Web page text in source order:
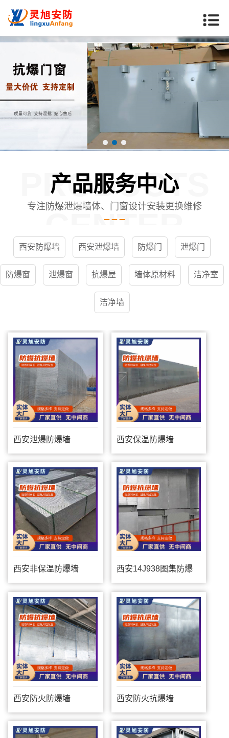
产品服务中心
PRODUCTS
CENTER
专注防爆泄爆墙体、门窗设计安装更换维修
西安防爆墙 西安泄爆墙 防爆门 泄爆门
防爆窗 泄爆窗 抗爆屋 墙体原材料 洁净室
洁净墙
西安泄爆防爆墙 西安保温防爆墙
西安非保温防爆墙 西安14J938图集防爆
墙
西安防火防爆墙 西安防火抗爆墙